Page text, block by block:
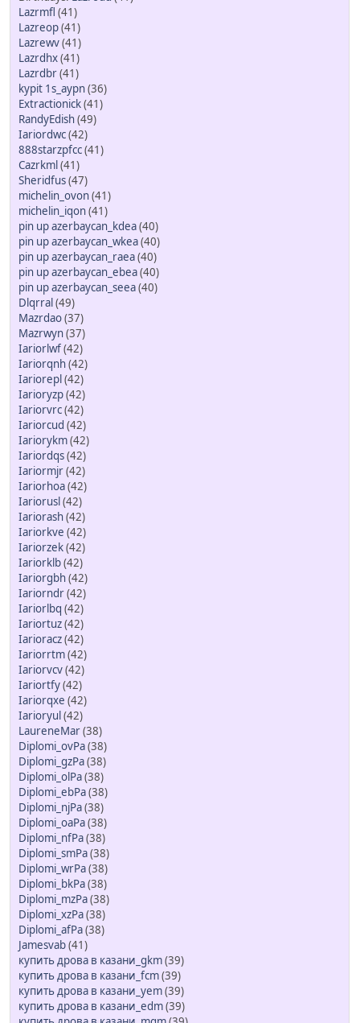
Lazrmfl (41)
Lazreop(41)
Lazrewv(41)
Lazrdhx(41)
Lazrdbr(41)
kypit 1s_aypn(36)
Extractionick(41)
RandyEdish(49)
Iariordwc(42)
888starzpfcc(41)
Cazrkml (41)
Sheridfus(47)
michelin_ovon(41)
michelin_iqon(41)
pin up azerbaycan_kdea(40)
pin up azerbaycan_wkea(40)
pin up azerbaycan_raea(40)
pin up azerbaycan_ebea(40)
pin up azerbaycan_seea(40)
Dlqrral (49)
Mazrdao(37)
Mazrwyn(37)
Iariorlwf(42)
Iariorqnh(42)
Iariorepl (42)
Iarioryzp(42)
Iariorvrc(42)
Iariorcud (42)
Iariorykm(42)
Iariordqs(42)
Iariormjr(42)
Iariorhoa(42)
Iariorusl (42)
Iariorash(42)
Iariorkve (42)
Iariorzek(42)
Iariorklb(42)
Iariorgbh(42)
Iariorndr(42)
Iariorlbq (42)
Iariortuz(42)
Iarioracz(42)
Iariorrtm(42)
Iariorvcv(42)
Iariortfy(42)
Iariorqxe (42)
Iarioryul (42)
LaureneMar(38)
Diplomi_ovPa(38)
Diplomi_gzPa(38)
Diplomi_olPa(38)
Diplomi_ebPa(38)
Diplomi_njPa(38)
Diplomi_oaPa(38)
Diplomi_nfPa(38)
Diplomi_smPa(38)
Diplomi_wrPa(38)
Diplomi_bkPa(38)
Diplomi_mzPa(38)
Diplomi_xzPa(38)
Diplomi_afPa(38)
Jamesvab(41)
купить дрова в казани_gkm(39)
купить дрова в казани_fcm(39)
купить дрова в казани_yem(39)
купить дрова в казани_edm(39)